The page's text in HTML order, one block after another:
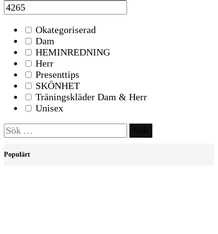
Okategoriserad
Dam
HEMINREDNING
Herr
Presenttips
SKÖNHET
Träningskläder Dam & Herr
Unisex
Sök
efter:
Populärt